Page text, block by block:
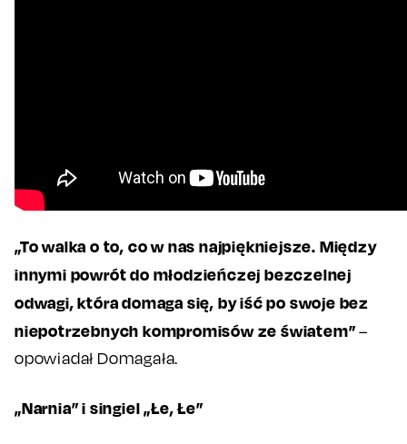
„To walka o to, co w nas najpiękniejsze. Między
innymi powrót do młodzieńczej bezczelnej
odwagi, która domaga się, by iść po swoje bez
niepotrzebnych kompromisów ze światem”–
opowiadał Domagała.
„Narnia” i singiel „Łe, Łe”